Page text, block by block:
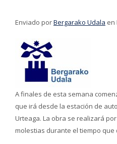
Enviado porBergarako Udala en
A finales de esta semana
que irá desde la estación de
Urteaga. La obra se realizará
molestias durante el tiempo que